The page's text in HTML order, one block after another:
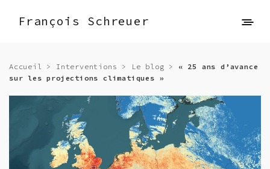
François Schreuer
Accueil > Interventions > Le blog > « 25 ans d’avance
sur les projections climatiques »